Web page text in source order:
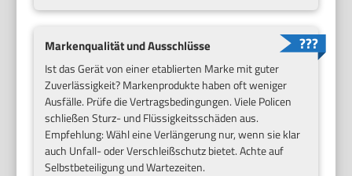
Markenqualität und Ausschlüsse
Ist das Gerät von einer etablierten Marke mit guter
Zuverlässigkeit? Markenprodukte haben oft weniger
Ausfälle. Prüfe die Vertragsbedingungen. Viele Policen
schließen Sturz- und Flüssigkeitsschäden aus.
Empfehlung: Wähl eine Verlängerung nur, wenn sie klar
auch Unfall- oder Verschleißschutz bietet. Achte auf
Selbstbeteiligung und Wartezeiten.